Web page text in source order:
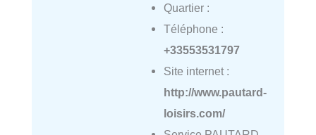
Quartier :
Téléphone :
+33553531797
Site internet :
http://www.pautard-
loisirs.com/